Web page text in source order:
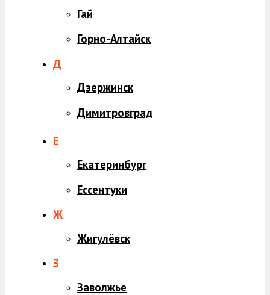
Гай
Горно-Алтайск
Д
Дзержинск
Димитровград
Е
Екатеринбург
Ессентуки
Ж
Жигулёвск
З
Заволжье